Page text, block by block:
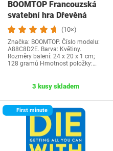
BOOMTOP Francouzská
svatební hra Dřevěná
cedulka a kvízové…
(10×)
Značka: BOOMTOP. Číslo modelu:
A88C8D2E. Barva: Květiny.
Rozměry balení: 24 x 20 x 1 cm;
128 gramů Hmotnost položky:…
3 kusy skladem
First minute